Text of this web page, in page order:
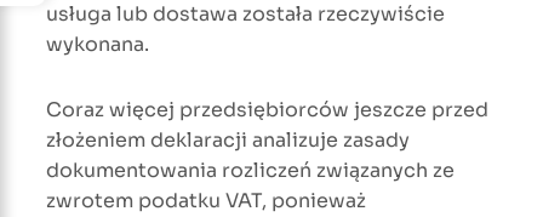
usługa lub dostawa została rzeczywiście
wykonana.
Coraz więcej przedsiębiorców jeszcze przed
złożeniem deklaracji analizuje zasady
dokumentowania rozliczeń związanych ze
zwrotem podatku VAT, ponieważ